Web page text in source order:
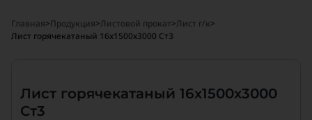
Главная>Продукция>Листовой прокат>Лист г/к>
Лист горячекатаный 16х1500х3000 Ст3
Лист горячекатаный 16х1500х3000
Ст3